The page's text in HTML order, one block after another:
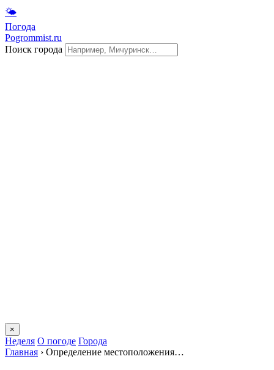
🌤
Погода
Pogrommist.ru
Поиск города
×
Неделя О погоде Города
Главная › Определение местоположения…